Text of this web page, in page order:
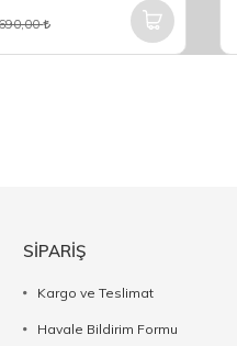
SİPARİŞ
Kargo ve Teslimat
Havale Bildirim Formu